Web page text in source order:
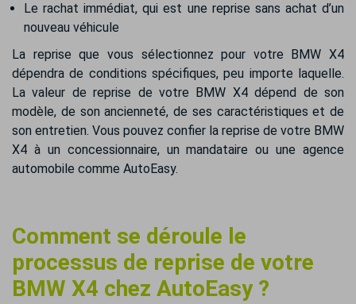
Le rachat immédiat, qui est une reprise sans achat d’un
nouveau véhicule
La reprise que vous sélectionnez pour votre BMW X4
dépendra de conditions spécifiques, peu importe laquelle.
La valeur de reprise de votre BMW X4 dépend de son
modèle, de son ancienneté, de ses caractéristiques et de
son entretien. Vous pouvez confier la reprise de votre BMW
X4 à un concessionnaire, un mandataire ou une agence
automobile comme AutoEasy.
Comment se déroule le
processus de reprise de votre
BMW X4 chez AutoEasy ?